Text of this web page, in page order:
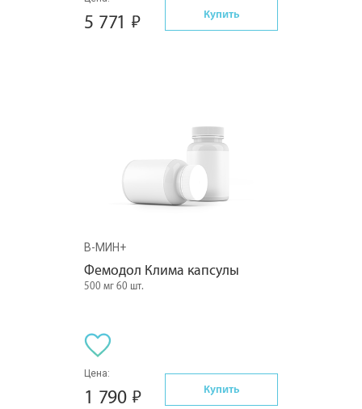
5 771 Купить
В-МИН+
Фемодол Клима капсулы
500 мг 60 шт.
Цена:
1 790 Купить